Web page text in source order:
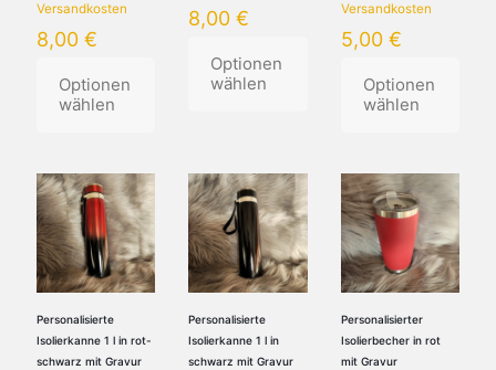
Versandkosten
8,00 €
Optionen
wählen
Produkt
weist
mehrere
Varianten
auf.
Die
Optionen
können
auf
der
8,00€
Optionen
wählen
Versandkosten
5,00 €
Optionen
wählen
Produkt
weist
mehrere
Varianten
auf.
Die
Optionen
können
auf
der
Personalisierte
Isolierkanne 1 l in rot-
schwarz mit Gravur
Personalisierte
Isolierkanne 1 l in
schwarz mit Gravur
Personalisierter
Isolierbecher in rot
mit Gravur